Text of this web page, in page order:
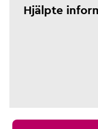
Hjälpte